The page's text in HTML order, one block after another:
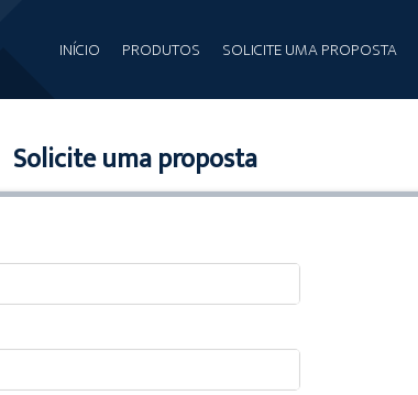
INÍCIO PRODUTOS SOLICITE UMA PROPOSTA
Solicite uma proposta